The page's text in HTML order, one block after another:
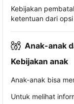
Kebijakan
ketentuan dari
Anak-anak
Kebijakan anak
Anak-anak bisa
Untuk melihat